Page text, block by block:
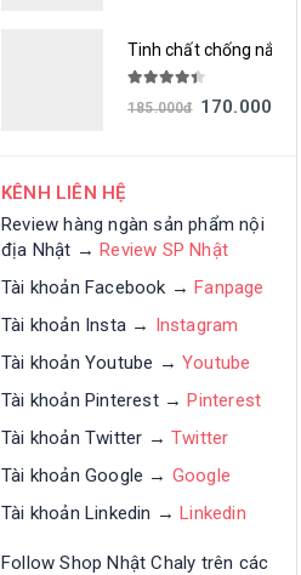
Tinh chất chống nắng
out of 5
185.000đ 170.000
KÊNH LIÊN HỆ
Review hàng ngàn sản phẩm nội
địa Nhật →Review SP Nhật
Tài khoản Facebook →Fanpage
Tài khoản Insta → Instagram
Tài khoản Youtube → Youtube
Tài khoản Pinterest →Pinterest
Tài khoản Twitter → Twitter
Tài khoản Google → Google
Tài khoản Linkedin →Linkedin
Follow Shop Nhật Chaly trên các